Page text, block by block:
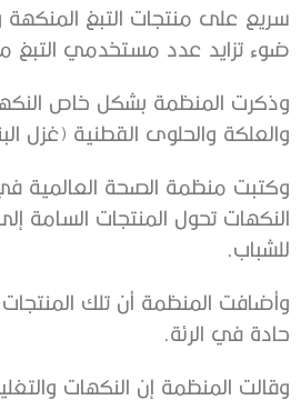
سريع على منتجات التبغ المنكهة
ضوء تزايد عدد مستخدمي التبغ
وذكرت المنظمة بشكل خاص
والعلكة والحلوى القطنية (غزل
وكتبت منظمة الصحة العالمية
النكهات تحول المنتجات
للشباب.
وأضافت المنظمة أن تلك
حادة في الرئة.
وقالت المنظمة إن النكهات